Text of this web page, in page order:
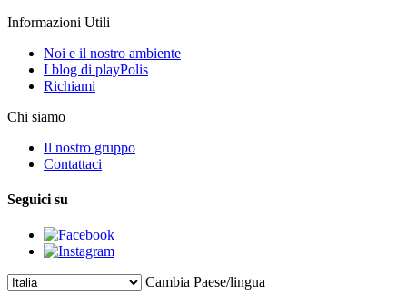
Informazioni Utili
Noi e il nostro ambiente
I blog di playPolis
Richiami
Chi siamo
Il nostro gruppo
Contattaci
Seguici su
Cambia Paese/lingua